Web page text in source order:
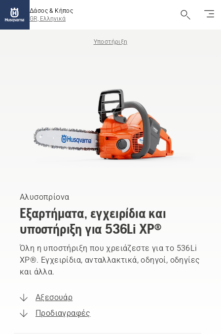
Δάσος & Κήπος
GR, Ελληνικά
Υποστήριξη
Αλυσοπρίονα
Εξαρτήματα, εγχειρίδια και
υποστήριξη για 536Li XP®
Όλη η υποστήριξη που χρειάζεστε για το 536Li
XP®. Εγχειρίδια, ανταλλακτικά, οδηγοί, οδηγίες
και άλλα.
Αξεσουάρ
Προδιαγραφές